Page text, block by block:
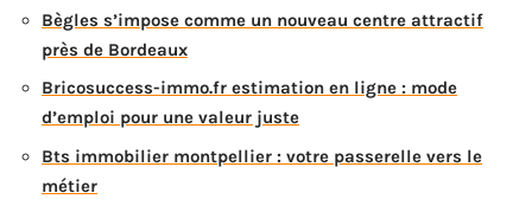
Bègles s’impose comme un nouveau centre attractif
près de Bordeaux
Bricosuccess-immo.fr estimation en ligne : mode
d’emploi pour une valeur juste
Bts immobilier montpellier : votre passerelle vers le
métier